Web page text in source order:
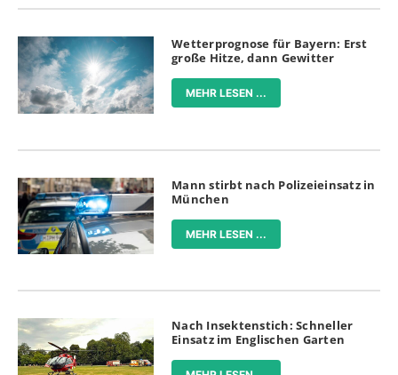
Wetterprognose für Bayern: Erst
große Hitze, dann Gewitter
MEHR LESEN ...
Mann stirbt nach Polizeieinsatz in
München
MEHR LESEN ...
Nach Insektenstich: Schneller
Einsatz im Englischen Garten